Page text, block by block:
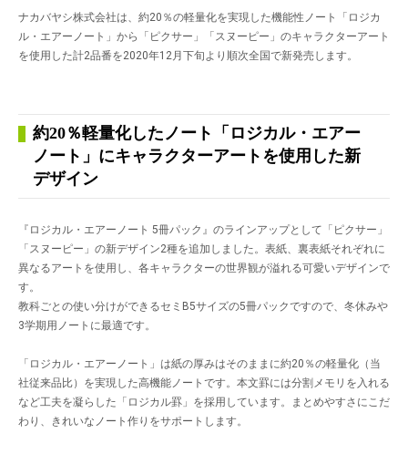
ナカバヤシ株式会社は、約20％の軽量化を実現した機能性ノート「ロジカ
ル・エアーノート」から「ピクサー」「スヌーピー」のキャラクターアート
を使用した計2品番を2020年12月下旬より順次全国で新発売します。
約20％軽量化したノート「ロジカル・エアー
ノート」にキャラクターアートを使用した新
デザイン
『ロジカル・エアーノート 5冊パック』のラインアップとして「ピクサー」
「スヌーピー」の新デザイン2種を追加しました。表紙、裏表紙それぞれに
異なるアートを使用し、各キャラクターの世界観が溢れる可愛いデザインで
す。
教科ごとの使い分けができるセミB5サイズの5冊パックですので、冬休みや
3学期用ノートに最適です。
「ロジカル・エアーノート」は紙の厚みはそのままに約20％の軽量化（当
社従来品比）を実現した高機能ノートです。本文罫には分割メモリを入れる
など工夫を凝らした「ロジカル罫」を採用しています。まとめやすさにこだ
わり、きれいなノート作りをサポートします。